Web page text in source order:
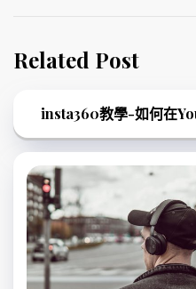
Related Post
insta360教學-如何在